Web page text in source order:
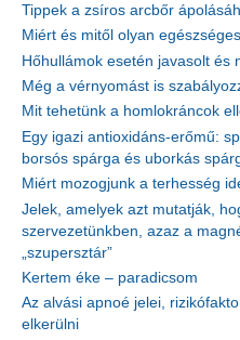
Tippek a zsíros arcbőr
Miért és mitől olyan
Hőhullámok esetén javasolt és
Még a vérnyomást is
Mit tehetünk a homlokráncok
Egy igazi antioxidáns-erőmű:
borsós spárga és uborkás
Miért mozogjunk a terhesség
Jelek, amelyek azt mutatják,
szervezetünkben, azaz a
„szupersztár”
Kertem éke – paradicsom
Az alvási apnoé jelei,
elkerülni